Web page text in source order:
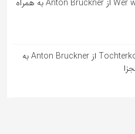
آهنگ آلمانی Wer wir sind از Anton Bruckner به همراه
آهنگ آلمانی Tochterkomplex از Anton Bruckner به